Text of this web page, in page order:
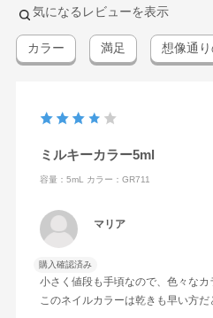
気になるレビューを表示
カラー 満足 想像通
ミルキーカラー5ml
容量：5mL カラー：GR711
マリア
購入確認済み
小さく値段も手頃なので、色々なカ
このネイルカラーは乾きも早い方だ